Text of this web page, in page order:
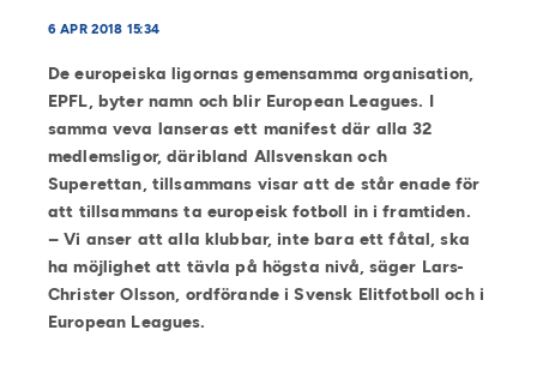
6 APR 2018 15:34
De europeiska ligornas gemensamma organisation,
EPFL, byter namn och blir European Leagues. I
samma veva lanseras ett manifest där alla 32
medlemsligor, däribland Allsvenskan och
Superettan, tillsammans visar att de står enade för
att tillsammans ta europeisk fotboll in i framtiden.
– Vi anser att alla klubbar, inte bara ett fåtal, ska
ha möjlighet att tävla på högsta nivå, säger Lars-
Christer Olsson, ordförande i Svensk Elitfotboll och i
European Leagues.